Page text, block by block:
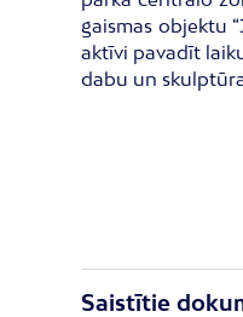
gaismas objektu
aktīvi pavadīt
dabu un
Saistītie